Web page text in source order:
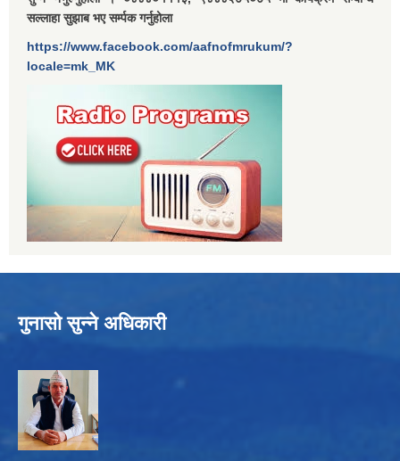
सल्लाहा सुझाब भए सर्म्पक गर्नुहोला
https://www.facebook.com/aafnofmrukum/?
locale=mk_MK
गुनासो सुन्ने अधिकारी